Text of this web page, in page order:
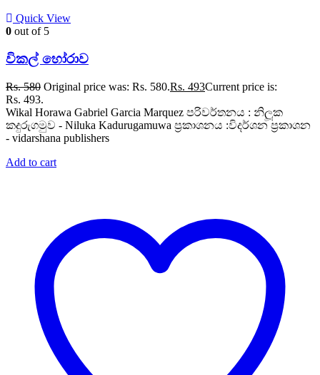
Quick View
0 out of 5
විකල් හෝරාව
Rs.580 Original price was: Rs. 580.Rs. 493Current price is:
Rs. 493.
Wikal Horawa Gabriel Garcia Marquez පරිවර්තනය : නිලූක
කදුරුගමුව - Niluka Kadurugamuwa ප්‍රකාශනය :විදර්ශන ප්‍රකාශන
- vidarshana publishers
Add to cart